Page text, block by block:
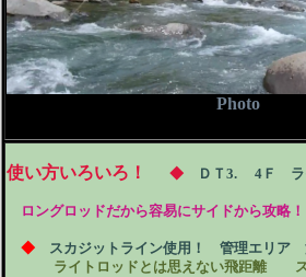
Photo
使い方いろいろ！ ◆ ＤＴ3. 4Ｆ ラ
ロングロッドだから容易にサイドから攻略
◆
スカジットライン使用！ 管理エリ
ライトロッドとは思えない飛距離